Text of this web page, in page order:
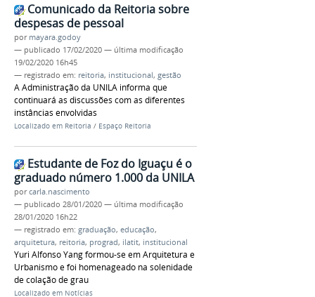
Comunicado da Reitoria sobre
despesas de pessoal
por mayara.godoy
— publicado 17/02/2020 — última modificação
19/02/2020 16h45
— registrado em: reitoria, institucional, gestão
A Administração da UNILA informa que
continuará as discussões com as diferentes
instâncias envolvidas
Localizado em Reitoria / Espaço Reitoria
Estudante de Foz do Iguaçu é o
graduado número 1.000 da UNILA
porcarla.nascimento
— publicado 28/01/2020 — última modificação
28/01/2020 16h22
— registrado em: graduação, educação,
arquitetura, reitoria, prograd, ilatit, institucional
Yuri Alfonso Yang formou-se em Arquitetura e
Urbanismo e foi homenageado na solenidade
de colação de grau
Localizado em Notícias